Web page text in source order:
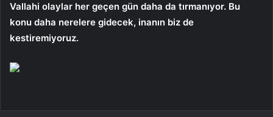
Vallahi olaylar her geçen gün daha da tırmanıyor. Bu
konu daha nerelere gidecek, inanın biz de
kestiremiyoruz.